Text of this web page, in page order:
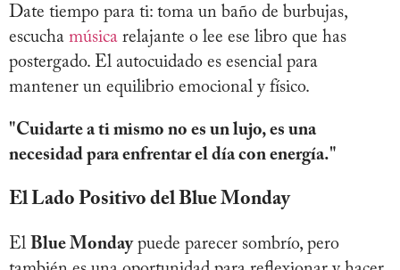
Date tiempo para ti: toma un baño de burbujas,
escucha música relajante o lee ese libro que has
postergado. El autocuidado es esencial para
mantener un equilibrio emocional y físico.
"Cuidarte a ti mismo no es un lujo, es una
necesidad para enfrentar el día con energía."
El Lado Positivo del Blue Monday
El Blue Mondaypuede parecer sombrío, pero